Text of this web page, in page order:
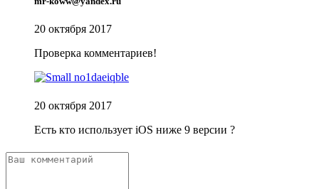
20 октября 2017
Проверка комментариев!
20 октября 2017
Есть кто использует iOS ниже 9 версии ?